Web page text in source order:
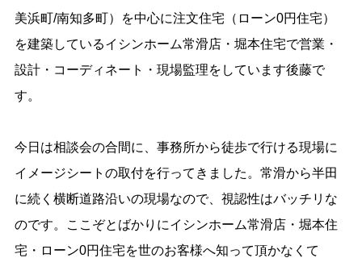
美浜町/南知多町）を中心に注文住宅（ローン0円住宅）
を建築しているイシンホーム常滑店・堀本住宅で営業・
設計・コーディネート・現場監理をしています後藤で
す。
今日は相談会の合間に、事務所から徒歩で行ける現場に
イメージシートの取付を行ってきました。常滑から半田
に続く横断道路沿いの現場なので、視認性はバッチリな
のです。ここぞとばかりにイシンホーム常滑店・堀本住
宅・ローン0円住宅を世のお客様へ知って頂かなくて